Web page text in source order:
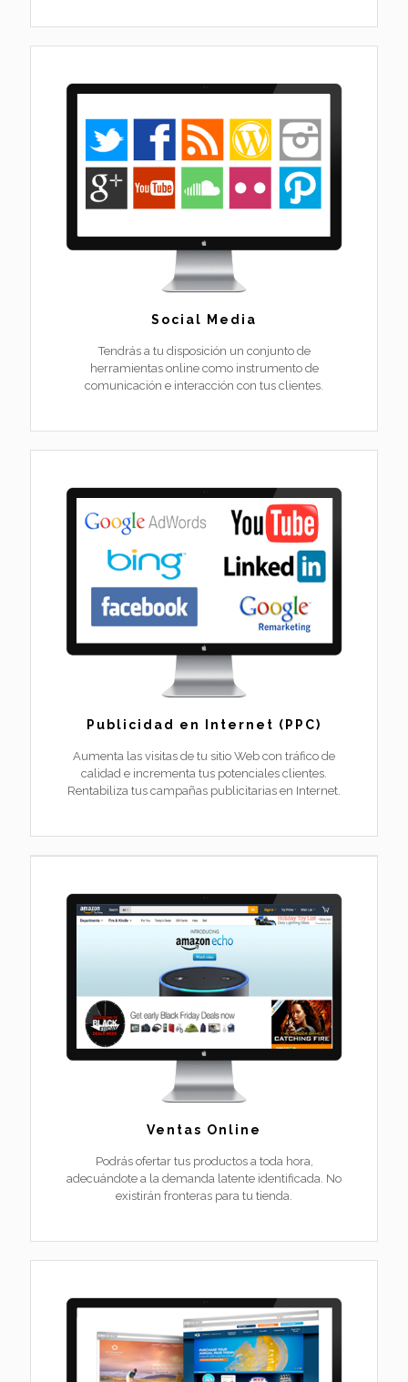
Social Media
Tendrás a tu disposición un conjunto de
herramientas online como instrumento de
comunicación e interacción con tus clientes.
Publicidad en Internet (PPC)
Aumenta las visitas de tu sitio Web con tráfico de
calidad e incrementa tus potenciales clientes.
Rentabiliza tus campañas publicitarias en Internet.
Ventas Online
Podrás ofertar tus productos a toda hora,
adecuándote a la demanda latente identificada. No
existirán fronteras para tu tienda.